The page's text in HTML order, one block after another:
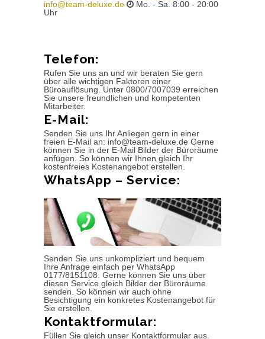
info@team-deluxe.de
Mo. - Sa. 8:00 - 20:00
Uhr
Telefon:
Rufen Sie uns an und wir beraten Sie gern
über alle wichtigen Faktoren einer
Büroauflösung. Unter 0800/7007039 erreichen
Sie unsere freundlichen und kompetenten
Mitarbeiter.
E-Mail:
Senden Sie uns Ihr Anliegen gern in einer
freien E-Mail an: info@team-deluxe.de Gerne
können Sie in der E-Mail Bilder der Büroräume
anfügen. So können wir Ihnen gleich Ihr
kostenfreies Kostenangebot erstellen.
WhatsApp – Service:
Senden Sie uns unkompliziert und bequem
Ihre Anfrage einfach per WhatsApp
0177/8151108. Gerne können Sie uns über
diesen Service gleich Bilder der Büroräume
senden. So können wir auch ohne
Besichtigung ein konkretes Kostenangebot für
Sie erstellen.
Kontaktformular:
Füllen Sie gleich unser Kontaktformular aus.